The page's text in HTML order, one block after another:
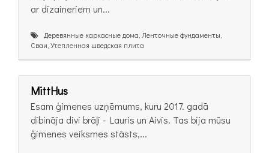
ar dizaineriem un...
Деревянные каркасные дома, Ленточные фундаменты,
Сваи, Утепленная шведская плита
MittHus
Esam ģimenes uzņēmums, kuru 2017. gadā
dibināja divi brāļi - Lauris un Aivis. Tas bija mūsu
ģimenes veiksmes stāsts,...